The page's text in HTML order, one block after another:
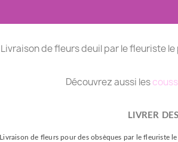
Livraison de fleurs deuil par le fleuriste
Découvrez aussi les
LIVRER
Livraison de fleurs pour des obsèques par le fleuriste